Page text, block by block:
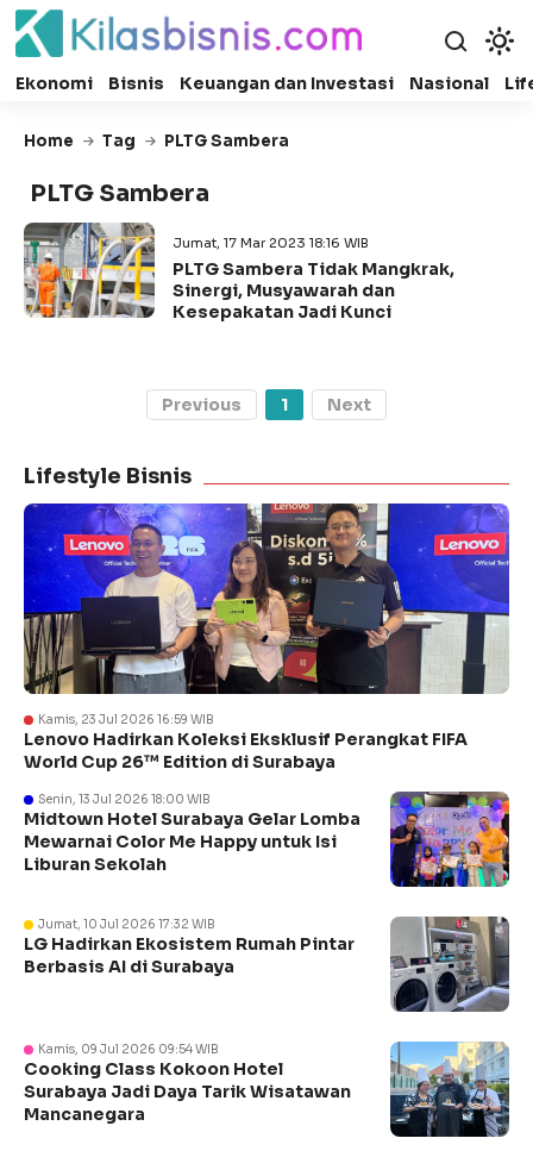
Ekonomi Bisnis Keuangan dan Investasi Nasional
Home Tag PLTG Sambera
PLTG Sambera
Jumat, 17 Mar 2023 18:16 WIB
PLTG Sambera Tidak Mangkrak,
Sinergi, Musyawarah dan
Kesepakatan Jadi Kunci
Previous 1 Next
Lifestyle Bisnis
Kamis, 23 Jul 2026 16:59 WIB
Lenovo Hadirkan Koleksi Eksklusif Perangkat FIFA
World Cup 26™ Edition di Surabaya
Senin, 13 Jul 2026 18:00 WIB
Midtown Hotel Surabaya Gelar Lomba
Mewarnai Color Me Happy untuk Isi
Liburan Sekolah
Jumat, 10 Jul 2026 17:32 WIB
LG Hadirkan Ekosistem Rumah Pintar
Berbasis AI di Surabaya
Kamis, 09 Jul 2026 09:54 WIB
Cooking Class Kokoon Hotel
Surabaya Jadi Daya Tarik Wisatawan
Mancanegara